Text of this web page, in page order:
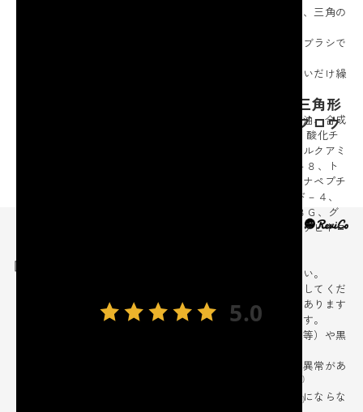
ホリカホリカ 大人のナチュラル眉メイク 三角形
状で描きやすい デザイニングオート アイブロウ
・ペンシルの広い面で眉頭や眉全体に自然な立体感を与え、三角の
眉毛を繊細にデザインしてください。最後にスクリューブラシで
・芯は出しすぎると折れやすくなります。１～２ｍｍぐらいだけ繰
・酸化鉄、ステアリン酸、水添ココグリセリル、水添野菜油、合成
フルオロフロゴパイト、カルナウバロウ、ポ リエチレン、酸化チ
タン、ホホバ種子油、カニナバラ果実油、アンズ核油、シルクアミ
ノ酸、カプリリルグリコ ール、アセチルヘキサペプチド－８、ト
リペプチド－１銅、パルミトイルテトラペプチド－７、ノナペプチ
ド－ １、トリペプチド－１、パルミトイルペンタペプチド－４、
パルミトイルトリペプチド－１、ヘキサペプチド－ ９、ＢＧ、グ
リセリン、１，２－ヘキサンジオール、エタノール、水、デヒドロ
・お肌に異常が生じていないかよく注意してご使用ください。
・お肌に合わないとき即ち次のような場合には使用を中止してくだ
さい。そのまま使用を続けますと症状を悪化させることがあります
ので、皮膚科専門医等にご相談されることをおすすめします。
１．使用中、赤味、はれ、かゆみ、刺激、色抜け（白斑等）や黒
２．使用したお肌に、直射日光があたって上記のような異常があ
・傷やはれもの、しっしん等、異常のある部位にはお使いにならな
5.0
(1)
(0)